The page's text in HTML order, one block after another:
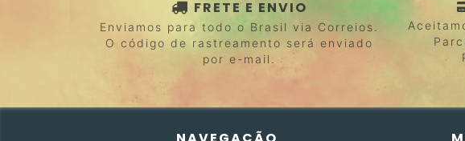
FRETE E ENVIO
Enviamos para todo o Brasil via Correios.
O código de rastreamento será enviado
por e-mail.